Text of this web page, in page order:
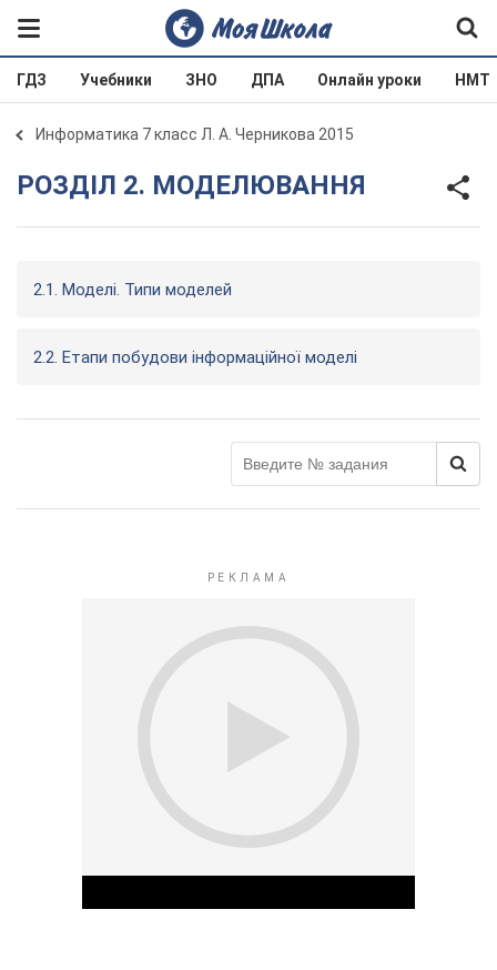
ГДЗ Учебники ЗНО ДПА Онлайн уроки НМТ
Информатика 7 класс Л. А. Черникова 2015
РОЗДІЛ 2. МОДЕЛЮВАННЯ
2.1. Моделі. Типи моделей
2.2. Етапи побудови інформаційної моделі